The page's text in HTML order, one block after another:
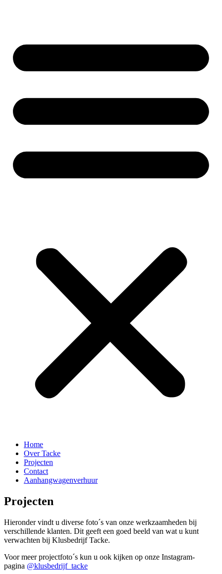
Home
Over Tacke
Projecten
Contact
Aanhangwagenverhuur
Projecten
Hieronder vindt u diverse foto´s van onze werkzaamheden bij
verschillende klanten. Dit geeft een goed beeld van wat u kunt
verwachten bij Klusbedrijf Tacke.
Voor meer projectfoto´s kun u ook kijken op onze Instagram-
pagina @klusbedrijf_tacke